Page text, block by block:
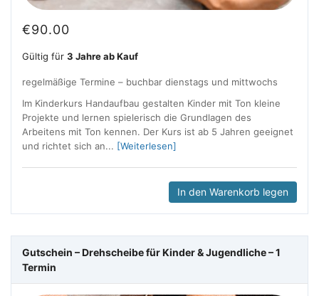
€90.00
Gültig für 3 Jahre ab Kauf
regelmäßige Termine – buchbar dienstags und mittwochs
Im Kinderkurs Handaufbau gestalten Kinder mit Ton kleine
Projekte und lernen spielerisch die Grundlagen des
Arbeitens mit Ton kennen. Der Kurs ist ab 5 Jahren geeignet
und richtet sich an... [Weiterlesen]
In den Warenkorb legen
Gutschein – Drehscheibe für Kinder & Jugendliche – 1
Termin